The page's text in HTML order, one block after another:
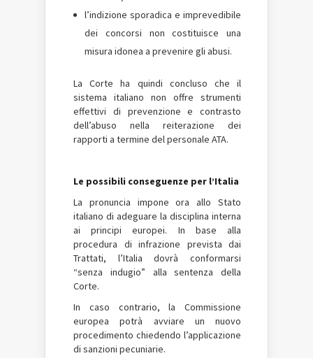
l’indizione sporadica e imprevedibile
dei concorsi non costituisce una
misura idonea a prevenire gli abusi.
La Corte ha quindi concluso che il
sistema italiano non offre strumenti
effettivi di prevenzione e contrasto
dell’abuso nella reiterazione dei
rapporti a termine del personale ATA.
Le possibili conseguenze per l’Italia
La pronuncia impone ora allo Stato
italiano di adeguare la disciplina interna
ai principi europei. In base alla
procedura di infrazione prevista dai
Trattati, l’Italia dovrà conformarsi
“senza indugio” alla sentenza della
Corte.
In caso contrario, la Commissione
europea potrà avviare un nuovo
procedimento chiedendo l’applicazione
di sanzioni pecuniarie.